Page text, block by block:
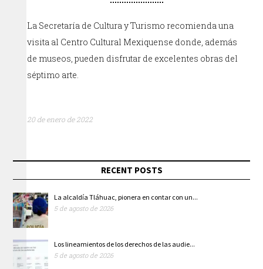
La Secretaría de Cultura y Turismo recomienda una
visita al Centro Cultural Mexiquense donde, además
de museos, pueden disfrutar de excelentes obras del
séptimo arte.
20 de enero de 2022
RECENT POSTS
La alcaldía Tláhuac, pionera en contar con un...
5 de agosto de 2026
Los lineamientos de los derechos de las audie...
5 de agosto de 2026